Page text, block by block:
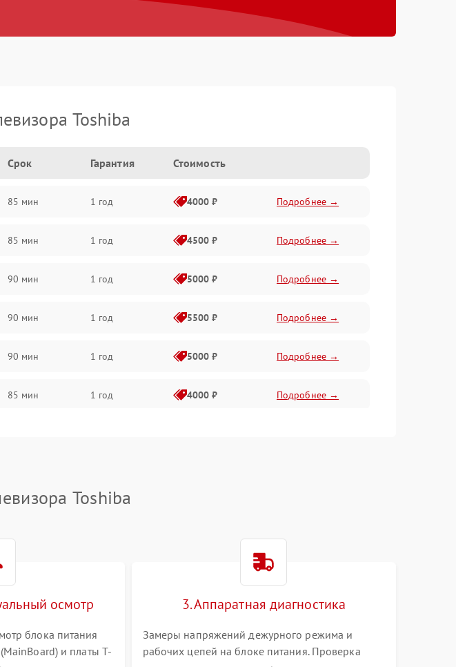
Toshiba
Срок Гарантия Стоимость
85 мин 1 год 4000 ₽ Подробнее →
85 мин 1 год 4500 ₽ Подробнее →
90 мин 1 год 5000 ₽ Подробнее →
90 мин 1 год 5500 ₽ Подробнее →
90 мин 1 год 5000 ₽ Подробнее →
85 мин 1 год 4000 ₽ Подробнее →
Toshiba
осмотр
блока питания
и платы T-
3. Аппаратная диагностика
Замеры напряжений дежурного режима и
рабочих цепей на блоке питания. Проверка